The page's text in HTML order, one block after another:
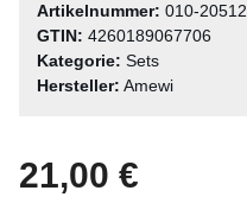
Artikelnummer: 010-20512
GTIN: 4260189067706
Kategorie: Sets
Hersteller: Amewi
21,00 €